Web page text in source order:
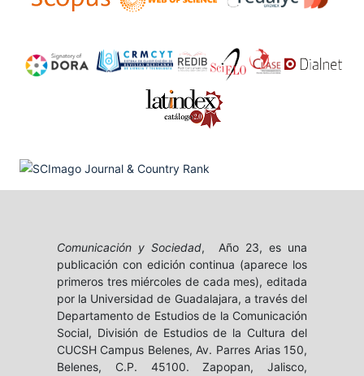
Comunicación y Sociedad, Año 23, es una
publicación con edición continua (aparece los
primeros tres miércoles de cada mes), editada
por la Universidad de Guadalajara, a través del
Departamento de Estudios de la Comunicación
Social, División de Estudios de la Cultura del
CUCSH Campus Belenes, Av. Parres Arias 150,
Belenes, C.P. 45100. Zapopan, Jalisco,